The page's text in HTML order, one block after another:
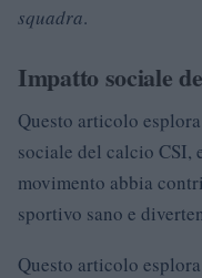
squadra.
Impatto sociale
Questo articolo
sociale del calcio CSI,
movimento abbia
sportivo sano e
Questo articolo